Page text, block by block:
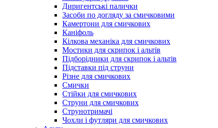
Диригентські палички
Засоби по догляду за смичковими
Камертони для смичкових
Каніфоль
Кілкова механіка для смичкових
Мостики для скрипок і альтів
Підборiдники для скрипок і альтів
Підставки під струни
Різне для смичкових
Смички
Стійки для смичкових
Струни для смичкових
Струнотримачі
Чохли і футляри для смичкових